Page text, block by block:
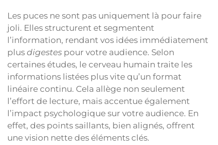
Les puces ne sont pas uniquement là pour faire
joli. Elles structurent et segmentent
l’information, rendant vos idées immédiatement
plus digestes pour votre audience. Selon
certaines études, le cerveau humain traite les
informations listées plus vite qu’un format
linéaire continu. Cela allège non seulement
l’effort de lecture, mais accentue également
l’impact psychologique sur votre audience. En
effet, des points saillants, bien alignés, offrent
une vision nette des éléments clés.